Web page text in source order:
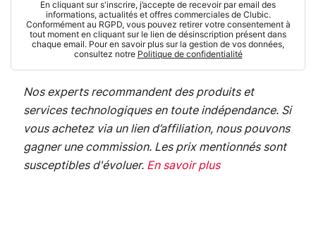
En cliquant sur s'inscrire, j’accepte de recevoir par email des
informations, actualités et offres commerciales de Clubic.
Conformément au RGPD, vous pouvez retirer votre consentement à
tout moment en cliquant sur le lien de désinscription présent dans
chaque email. Pour en savoir plus sur la gestion de vos données,
consultez notre Politique de confidentialité
Nos experts recommandent des produits et
services technologiques en toute indépendance. Si
vous achetez via un lien d’affiliation, nous pouvons
gagner une commission. Les prix mentionnés sont
susceptibles d'évoluer. En savoir plus